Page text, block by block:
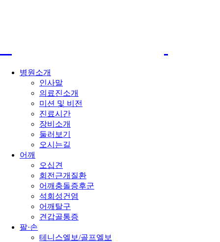
병원소개
인사말
의료진소개
미션 및 비전
진료시간
장비소개
둘러보기
오시는길
어깨
오십견
회전근개질환
어깨충돌증후군
석회성건염
어깨탈구
견갑골통증
팔·손
테니스엘보/골프엘보